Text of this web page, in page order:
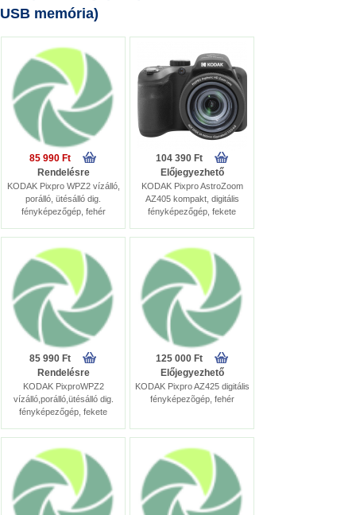
USB memória)
85 990 Ft
Rendelésre
KODAK Pixpro WPZ2 vízálló,
porálló, ütésálló dig.
fényképezőgép, fehér
104 390 Ft
Előjegyezhető
KODAK Pixpro AstroZoom
AZ405 kompakt, digitális
fényképezőgép, fekete
85 990 Ft
Rendelésre
KODAK PixproWPZ2
vízálló,porálló,ütésálló dig.
fényképezőgép, fekete
125 000 Ft
Előjegyezhető
KODAK Pixpro AZ425 digitális
fényképezõgép, fehér